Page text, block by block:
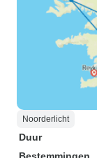
Noorderlicht
Duur